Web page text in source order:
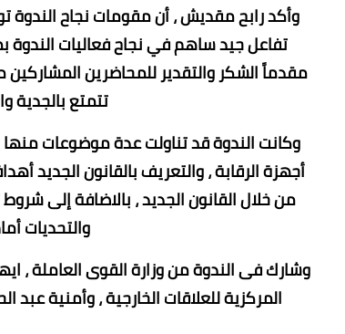
وأكد رابح مقديش ، أن مقومات نجاح
تفاعل جيد ساهم في نجاح فعاليات الندوة
مقدماً الشكر والتقدير للمحاضرين المشاركين
تتمتع بالجدية
وكانت الندوة قد تناولت عدة موضوعات منها
أجهزة الرقابة ، والتعريف بالقانون الجديد
من خلال القانون الجديد ، بالاضافة إلى
والتحديات
وشارك فى الندوة من وزارة القوى العاملة ،
المركزية للعلاقات الخارجية ، وأمنية